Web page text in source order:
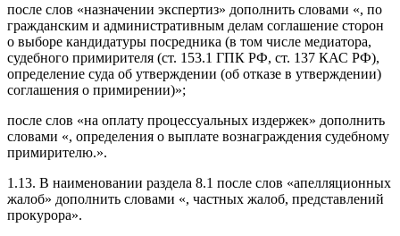
после слов «назначении экспертиз» дополнить словами «, по
гражданским и административным делам соглашение сторон
о выборе кандидатуры посредника (в том числе медиатора,
судебного примирителя (ст. 153.1 ГПК РФ, ст. 137 КАС РФ),
определение суда об утверждении (об отказе в утверждении)
соглашения о примирении)»;
после слов «на оплату процессуальных издержек» дополнить
словами «, определения о выплате вознаграждения судебному
примирителю.».
1.13. В наименовании раздела 8.1 после слов «апелляционных
жалоб» дополнить словами «, частных жалоб, представлений
прокурора».